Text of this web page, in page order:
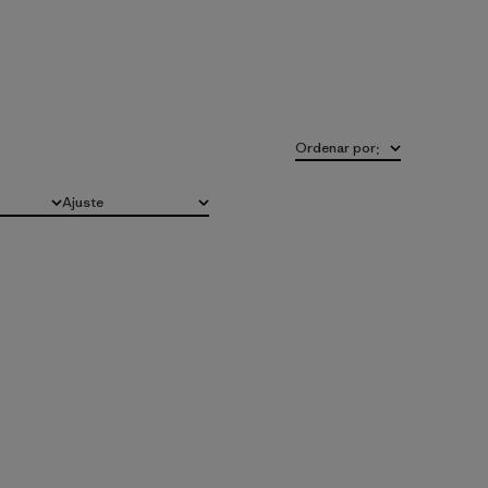
Ajuste
Todo
Ordenar por: